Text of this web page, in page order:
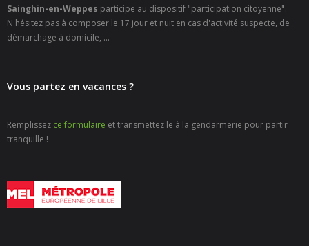
- - Certification d’identité numérique
- Élections
- Agence postale communale
- - Billetterie en ligne – Agenda Culturel
Sainghin-en-Weppes participe au dispositif "participation citoyenne".
N'hésitez pas à composer le 17 jour et nuit en cas d'activité suspecte, de
démarchage à domicile, ...
Vous partez en vacances ?
Remplissez ce formulaire et transmettez le à la gendarmerie pour partir
tranquille !